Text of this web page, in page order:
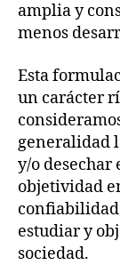
amplia y
menos
Esta
un carácter
generalidad
y/o
objetividad
estudiar y
sociedad.